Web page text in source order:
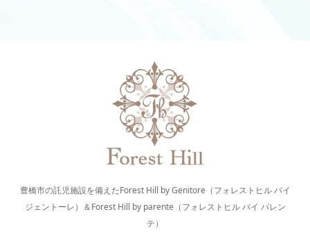
豊橋市の託児施設を備えたForest Hill by Genitore（フォレストヒル バイ
ジェントーレ）＆Forest Hill by parente（フォレストヒル バイ パレン
テ）